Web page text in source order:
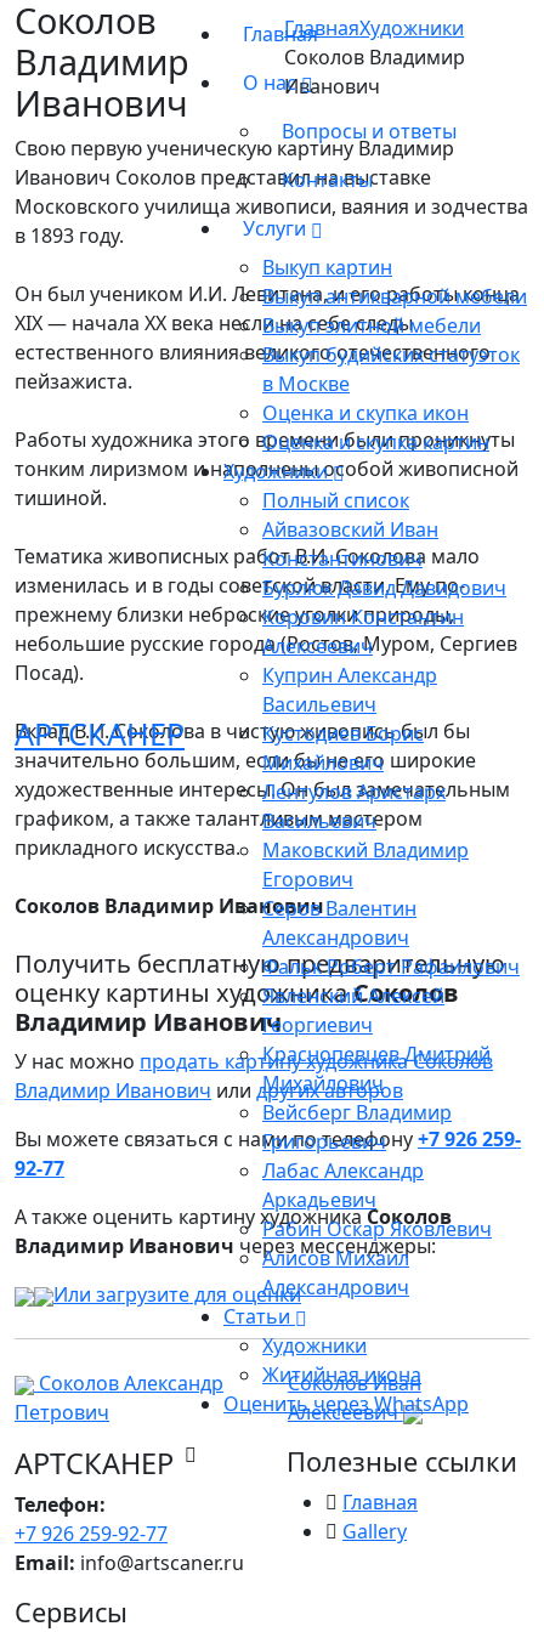
АРТСКАНЕР
Главная
О нас
Вопросы и ответы
Контакты
Услуги
Выкуп картин
Выкуп антикварной мебели
Выкуп элитной мебели
Выкуп будийских статуэток
в Москве
Оценка и скупка икон
Оценка и скупка картин
Художники
Полный список
Айвазовский Иван
Константинович
Бурлюк Давид Давидович
Коровин Константин
Алексеевич
Куприн Александр
Васильевич
Кустодиев Борис
Михайлович
Лентулов Аристарх
Васильевич
Маковский Владимир
Егорович
Серов Валентин
Александрович
Фальк Роберт Рафаилович
Явленский Алексей
Георгиевич
Краснопевцев Дмитрий
Михайлович
Вейсберг Владимир
Григорьевич
Лабас Александр
Аркадьевич
Рабин Оскар Яковлевич
Алисов Михаил
Александрович
Статьи
Художники
Житийная икона
Оценить через WhatsApp
Соколов
Владимир
Иванович
ГлавнаяХудожники
Соколов Владимир
Иванович
Свою первую ученическую картину Владимир
Иванович Соколов представил на выставке
Московского училища живописи, ваяния и зодчества
в 1893 году.
Он был учеником И.И. Левитана, и его работы конца
XIX — начала XX века несли на себе следы
естественного влияния великого отечественного
пейзажиста.
Работы художника этого времени были проникнуты
тонким лиризмом и наполнены особой живописной
тишиной.
Тематика живописных работ В.И. Соколова мало
изменилась и в годы советской власти. Ему по-
прежнему близки неброские уголки природы,
небольшие русские города (Ростов, Муром, Сергиев
Посад).
Вклад В.И. Соколова в чистую живопись был бы
значительно большим, если бы не его широкие
художественные интересы. Он был замечательным
графиком, а также талантливым мастером
прикладного искусства.
Соколов Владимир Иванович
Получить бесплатную предварительную
оценку картины художникаСоколов
Владимир Иванович
У нас можно продать картину художника Соколов
Владимир Иванович или других авторов
Вы можете связаться с нами по телефону+7 926 259-
92-77
А также оценить картину художникаСоколов
Владимир Иванович через мессенджеры:
Или загрузите для оценки
Соколов Александр
Петрович
Соколов Иван
Алексеевич
АРТСКАНЕР
Телефон:
+7 926 259-92-77
Email: info@artscaner.ru
Полезные ссылки
Главная
Gallery
Сервисы